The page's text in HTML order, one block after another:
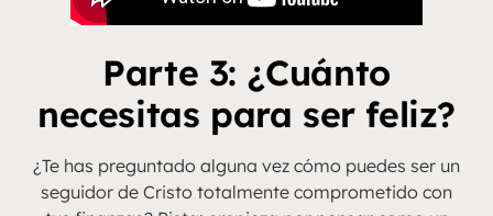
Parte 3: ¿Cuánto
necesitas para ser feliz?
¿Te has preguntado alguna vez cómo puedes ser un
seguidor de Cristo totalmente comprometido con